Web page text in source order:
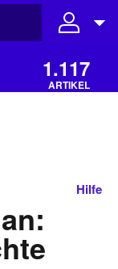
1.117
ARTIKEL
Hilfe